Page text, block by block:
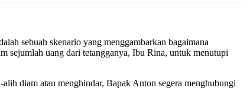
sebuah skenario yang menggambarkan bagaimana
sejumlah uang dari tetangganya, Ibu Rina, untuk menutupi
diam atau menghindar, Bapak Anton segera menghubungi